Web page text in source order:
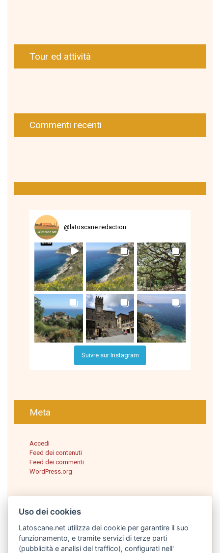
Tour ed attività
Commenti recenti
@ latoscane.redaction
Suivre sur Instagram
Meta
Accedi
Feed dei contenuti
Feed dei commenti
WordPress.org
Uso dei cookies
Latoscane.net utilizza dei cookie per garantire il suo
funzionamento, e tramite servizi di terze parti
(pubblicità e analisi del traffico), configurati nell'